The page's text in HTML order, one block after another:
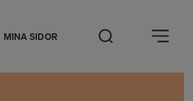
MINA SIDOR Öppna sök
Öppna meny